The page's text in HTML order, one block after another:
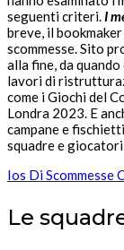
seguenti criteri. I
breve, il
scommesse. Sito
alla fine, da
lavori di
come i Giochi del
Londra 2023. E
campane e
squadre e
Ios Di Scommesse
Le